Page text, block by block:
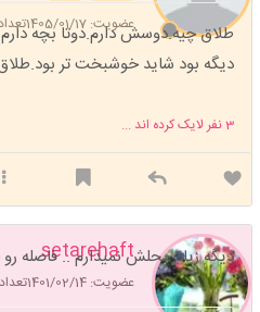
عضویت: 1405/01/17
طلاق چیه.دوسش دارم.دوتا بچه
دیگه بود شاید خوشبخت تر
3نفر لایک کرده اند ...
setarehaft
عضویت: 1401/02/14
دیگه زیاد محلش نمیذارم .. فاصله